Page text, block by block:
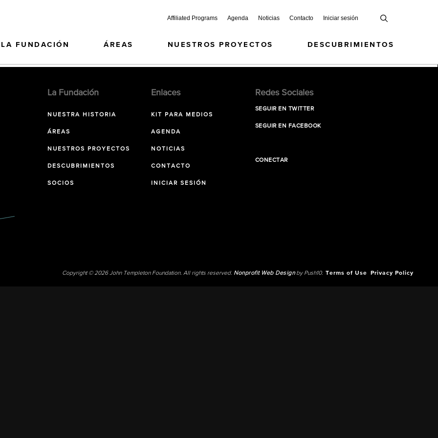
Affiliated Programs Agenda Noticias Contacto Iniciar sesión
LA FUNDACIÓN ÁREAS NUESTROS PROYECTOS DESCUBRIMIENTOS
La Fundación
NUESTRA HISTORIA
ÁREAS
NUESTROS PROYECTOS
DESCUBRIMIENTOS
SOCIOS
Enlaces
KIT PARA MEDIOS
AGENDA
NOTICIAS
CONTACTO
INICIAR SESIÓN
Redes Sociales
SEGUIR EN TWITTER
SEGUIR EN FACEBOOK
CONECTAR
Copyright © 2026 John Templeton Foundation. All rights reserved. Nonprofit Web Designby Push10. Terms of Use Privacy Policy